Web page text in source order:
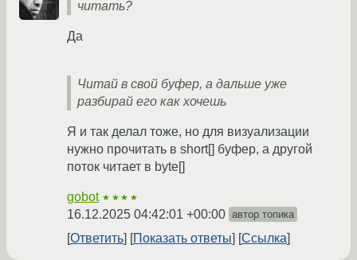
читать?
Да
Читай в свой буфер, а дальше уже
разбирай его как хочешь
Я и так делал тоже, но для визуализации
нужно прочитать в short[] буфер, а другой
поток читает в byte[]
gobot ★★★★
16.12.2025 04:42:01 +00:00 автор топика
Ответить Показать ответы Ссылка